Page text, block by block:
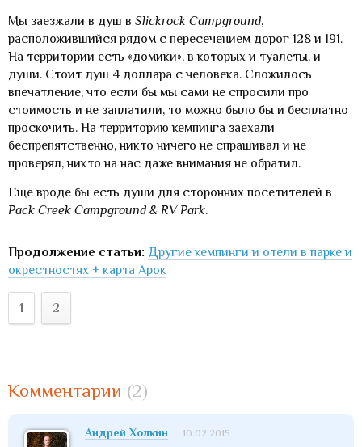
Мы заезжали в душ в Slickrock Campground,
расположившийся рядом с пересечением дорог 128 и 191.
На территории есть «домики», в которых и туалеты, и
души. Стоит душ 4 доллара с человека. Сложилось
впечатление, что если бы мы сами не спросили про
стоимость и не заплатили, то можно было бы и бесплатно
проскочить. На территорию кемпинга заехали
беспрепятственно, никто ничего не спрашивал и не
проверял, никто на нас даже внимания не обратил.
Еще вроде бы есть души для сторонних посетителей в
Pack Creek Campground & RV Park.
Продолжение статьи: Другие кемпинги и отели в парке и
окрестностях + карта Арок
1 2
Комментарии (2)
Андрей Холкин 10.02.2015